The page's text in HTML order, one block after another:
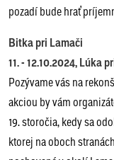
pozadí bude hrať
Bitka pri Lamači
11. - 12.10.2024, Lúka
Pozývame vás na
akciou by vám
19. storočia, kedy sa
ktorej na oboch